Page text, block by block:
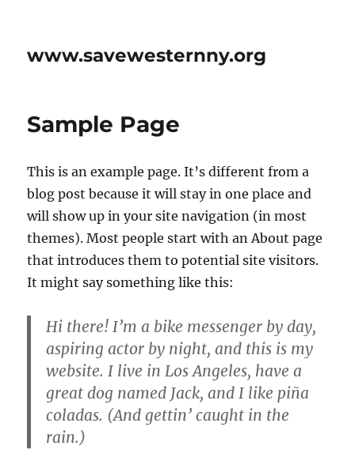
www.savewesternny.org
Sample Page
This is an example page. It’s different from a
blog post because it will stay in one place and
will show up in your site navigation (in most
themes). Most people start with an About page
that introduces them to potential site visitors.
It might say something like this:
Hi there! I’m a bike messenger by day,
aspiring actor by night, and this is my
website. I live in Los Angeles, have a
great dog named Jack, and I like piña
coladas. (And gettin’ caught in the
rain.)